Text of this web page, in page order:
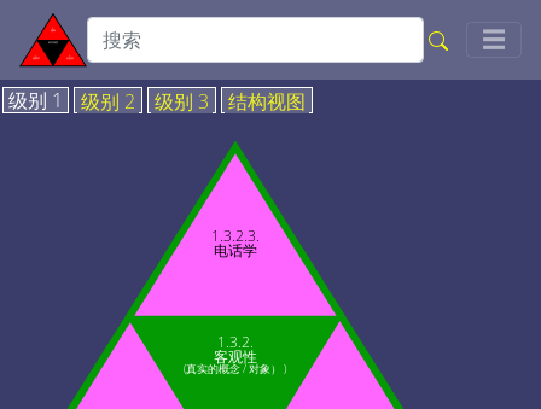
☰
级别 1 级别 2 级别 3 结构视图
1.3.2.
客观性
(真实的概念 / 对象） )
1.3.2.3.
电话学